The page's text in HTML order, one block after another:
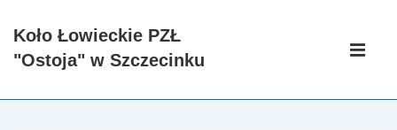
SkipKoło Łowieckie PZŁ
"Ostoja" w Szczecinku
Główna